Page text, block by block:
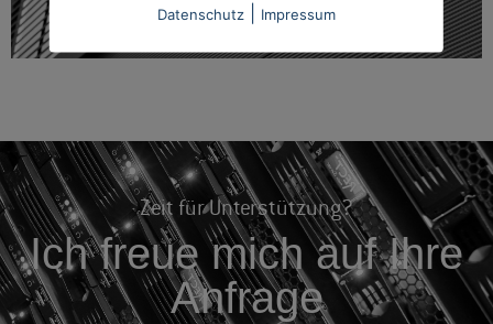
Zeit für Unterstützung?
Ich freue mich auf Ihre
Anfrage
Datenschutz| Impressum